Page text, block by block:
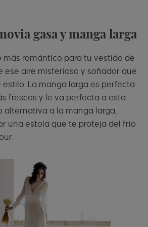
gasa y manga larga
más romántico para tu vestido de
ese aire misterioso y soñador que
La manga larga es perfecta
frescos y le va perfecta a esta
alternativa a la manga larga,
una estola que te proteja del frío